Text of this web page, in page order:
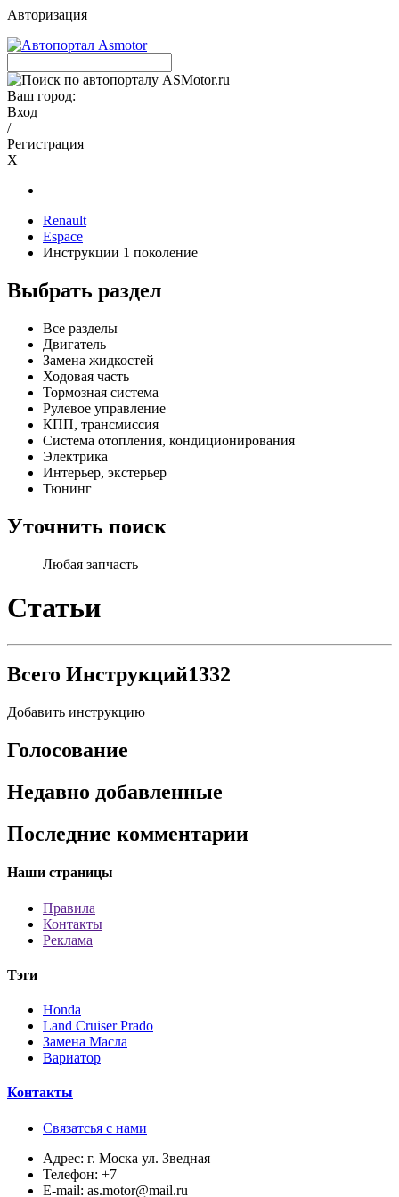
Авторизация
Ваш город:
Вход
/
Регистрация
X
Renault
Espace
Инструкции 1 поколение
Выбрать раздел
Все разделы
Двигатель
Замена жидкостей
Ходовая часть
Тормозная система
Рулевое управление
КПП, трансмиссия
Система отопления, кондиционирования
Электрика
Интерьер, экстерьер
Тюнинг
Уточнить поиск
Любая запчасть
Статьи
Всего Инструкций1332
Добавить инструкцию
Голосование
Недавно добавленные
Последние комментарии
Наши страницы
Правила
Контакты
Реклама
Тэги
Honda
Land Cruiser Prado
Замена Масла
Вариатор
Контакты
Связатсья с нами
Адрес: г. Моска ул. Зведная
Телефон: +7
E-mail: as.motor@mail.ru